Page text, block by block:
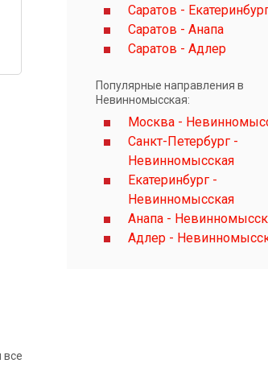
все
Саратов -
Саратов - Анапа
Саратов - Адлер
Популярные направления в
Невинномысская:
Москва -
Санкт-Петербург -
Невинномысская
Екатеринбург -
Невинномысская
Анапа -
Адлер -